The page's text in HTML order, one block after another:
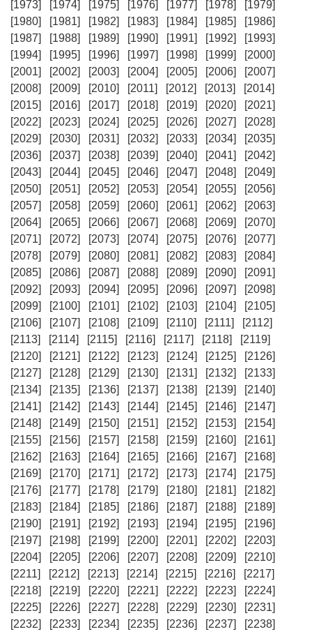
[1973] [1974] [1975] [1976] [1977] [1978]
[1979]
[1980]
[1981] [1982] [1983] [1984] [1985]
[1986]
[1987]
[1988] [1989] [1990] [1991] [1992]
[1993]
[1994]
[1995] [1996] [1997] [1998] [1999]
[2000]
[2001]
[2002] [2003] [2004] [2005] [2006]
[2007]
[2008]
[2009] [2010] [2011] [2012] [2013]
[2014]
[2015]
[2016] [2017] [2018] [2019] [2020]
[2021]
[2022]
[2023] [2024] [2025] [2026] [2027]
[2028]
[2029]
[2030] [2031] [2032] [2033] [2034]
[2035]
[2036]
[2037] [2038] [2039] [2040] [2041]
[2042]
[2043]
[2044] [2045] [2046] [2047] [2048]
[2049]
[2050]
[2051] [2052] [2053] [2054] [2055]
[2056]
[2057]
[2058] [2059] [2060] [2061] [2062]
[2063]
[2064]
[2065] [2066] [2067] [2068] [2069]
[2070]
[2071]
[2072] [2073] [2074] [2075] [2076]
[2077]
[2078]
[2079] [2080] [2081] [2082] [2083]
[2084]
[2085]
[2086] [2087] [2088] [2089] [2090]
[2091]
[2092]
[2093] [2094] [2095] [2096] [2097]
[2098]
[2099]
[2100] [2101] [2102] [2103] [2104]
[2105]
[2106]
[2107] [2108] [2109] [2110] [2111]
[2112]
[2113]
[2114] [2115] [2116] [2117] [2118]
[2119]
[2120]
[2121] [2122] [2123] [2124] [2125]
[2126]
[2127]
[2128] [2129] [2130] [2131] [2132]
[2133]
[2134]
[2135] [2136] [2137] [2138] [2139]
[2140]
[2141]
[2142] [2143] [2144] [2145] [2146]
[2147]
[2148]
[2149] [2150] [2151] [2152] [2153]
[2154]
[2155]
[2156] [2157] [2158] [2159] [2160]
[2161]
[2162]
[2163] [2164] [2165] [2166] [2167]
[2168]
[2169]
[2170] [2171] [2172] [2173] [2174]
[2175]
[2176]
[2177] [2178] [2179] [2180] [2181]
[2182]
[2183]
[2184] [2185] [2186] [2187] [2188]
[2189]
[2190]
[2191] [2192] [2193] [2194] [2195]
[2196]
[2197]
[2198] [2199] [2200] [2201] [2202]
[2203]
[2204]
[2205] [2206] [2207] [2208] [2209]
[2210]
[2211]
[2212] [2213] [2214] [2215] [2216]
[2217]
[2218]
[2219] [2220] [2221] [2222] [2223]
[2224]
[2225]
[2226] [2227] [2228] [2229] [2230]
[2231]
[2232]
[2233] [2234] [2235] [2236] [2237]
[2238]